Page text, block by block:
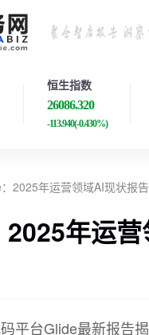
恒生指数
26086.320
-113.940(-0.430%)
2025年运营领域AI现状报告
年运
平台Glide最新报告